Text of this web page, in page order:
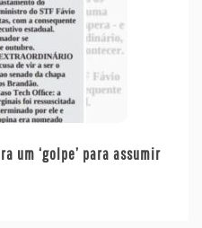
um ‘golpe’ para assumir